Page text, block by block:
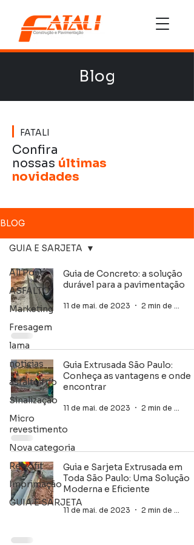
Blog
FATALI
Confira
nossas últimas
novidades
BLOG
All Posts
ASFALTO
Marketing
Fresagem
lama
noticias
asfalto frio
Sinalização
Micro
revestimento
Nova categoria
Retrofit
Imprimação
GUIA E SARJETA
GUIA E SARJETA
Guia de Concreto: a solução
durável para a pavimentação
11 de mai. de 2023
Guia Extrusada São Paulo:
Conheça as vantagens e onde
encontrar
11 de mai. de 2023
Guia e Sarjeta Extrusada em
Toda São Paulo: Uma Solução
Moderna e Eficiente
11 de mai. de 2023